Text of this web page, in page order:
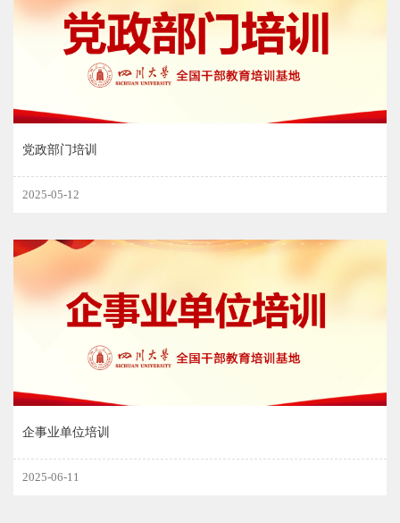
党政部门培训
2025-05-12
企事业单位培训
2025-06-11